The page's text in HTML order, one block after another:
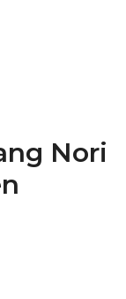
Nori